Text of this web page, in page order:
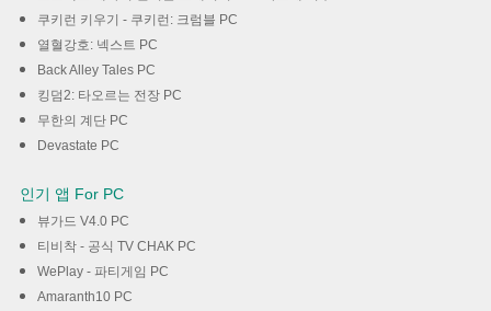
쿠키런 키우기 - 쿠키런: 크럼블 PC
열혈강호: 넥스트 PC
Back Alley Tales PC
킹덤2: 타오르는 전장 PC
무한의 계단 PC
Devastate PC
인기 앱 For PC
뷰가드 V4.0 PC
티비착 - 공식 TV CHAK PC
WePlay - 파티게임 PC
Amaranth10 PC